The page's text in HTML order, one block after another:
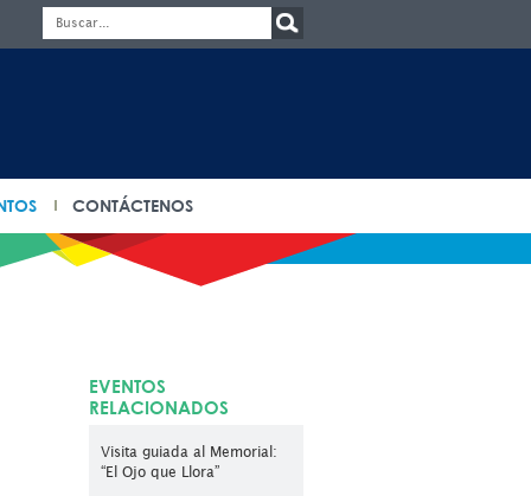
CONTÁCTENOS
EVENTOS
RELACIONADOS
Visita guiada al Memorial:
“El Ojo que Llora”